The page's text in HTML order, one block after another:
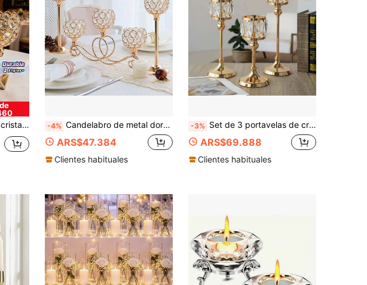
con diamantes de imitación. -4% Candelabro de metal dorado/plateado con cristales, elegante centro de mesa para boda, candelabro de 3/5 brazos con cristales, adecuado para bodas, restaurantes, mesas de comedor, decoración de chimeneas, regalo de cumpleaños y graduación
ARS$47.384
Clientes habituales
-3% Set de 3 portavelas de cristal - 3 tamaños, colores dorado/plateado/metálicos, adecuados para decoración central de bodas, decoración de mesa de comedor, decoración de chimenea y decoración del hogar, regalos para el Día de San Valentín, cumpleaños y graduación
ARS$69.888
Clientes habituales